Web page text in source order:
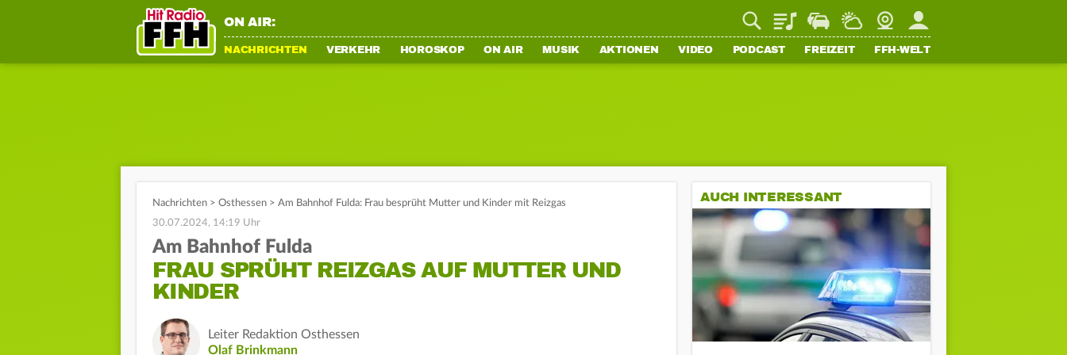
ON AIR: PlaylistStaupilotWetterWebcamMein FFH
NACHRICHTEN VERKEHR HOROSKOP ON AIR MUSIK AKTIONEN VIDEO PODCAST FREIZEIT FFH-WELT
Nachrichten > Osthessen > Am Bahnhof Fulda: Frau besprüht Mutter und Kinder mit Reizgas
30.07.2024, 14:19 Uhr
Am Bahnhof Fulda
FRAU SPRÜHT REIZGAS AUF MUTTER UND
KINDER
Leiter Redaktion Osthessen
Olaf Brinkmann
AUCH INTERESSANT